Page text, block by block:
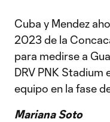
Cuba y Mendez
2023 de la
para medirse a
DRV PNK
equipo en la fase
Mariana Soto